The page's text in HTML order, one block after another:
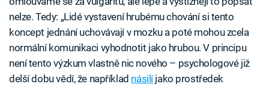
nelze. Tedy: „Lidé vystavení hrubému chování si tento
koncept jednání uchovávají v mozku a poté mohou zcela
normální komunikaci vyhodnotit jako hrubou. V principu
není tento výzkum vlastně nic nového – psychologové již
delší dobu vědí, že například násilíjako prostředek